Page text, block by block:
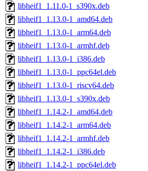
libheif1_1.11.0-1_s390x.deb
libheif1_1.13.0-1_amd64.deb
libheif1_1.13.0-1_arm64.deb
libheif1_1.13.0-1_armhf.deb
libheif1_1.13.0-1_i386.deb
libheif1_1.13.0-1_ppc64el.deb
libheif1_1.13.0-1_riscv64.deb
libheif1_1.13.0-1_s390x.deb
libheif1_1.14.2-1_amd64.deb
libheif1_1.14.2-1_arm64.deb
libheif1_1.14.2-1_armhf.deb
libheif1_1.14.2-1_i386.deb
libheif1_1.14.2-1_ppc64el.deb